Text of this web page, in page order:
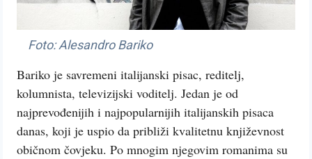
Foto: Alesandro Bariko
Bariko je savremeni italijanski pisac, reditelj,
kolumnista, televizijski voditelj. Jedan je od
najprevođenijih i najpopularnijih italijanskih pisaca
danas, koji je uspio da približi kvalitetnu književnost
običnom čovjeku. Po mnogim njegovim romanima su